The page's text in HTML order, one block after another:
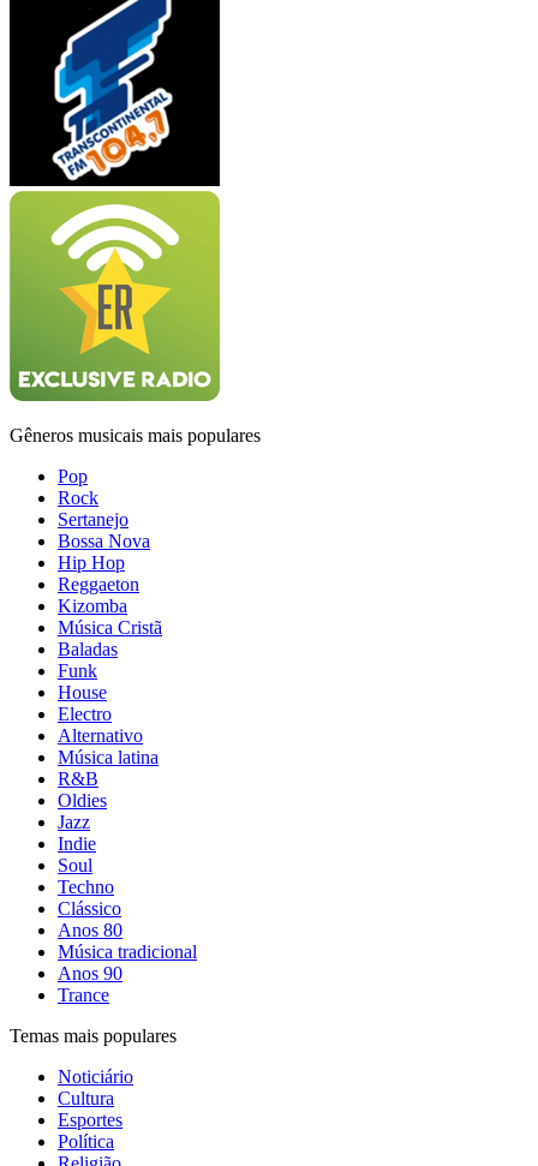
Gêneros musicais mais populares
Pop
Rock
Sertanejo
Bossa Nova
Hip Hop
Reggaeton
Kizomba
Música Cristã
Baladas
Funk
House
Electro
Alternativo
Música latina
R&B
Oldies
Jazz
Indie
Soul
Techno
Clássico
Anos 80
Música tradicional
Anos 90
Trance
Temas mais populares
Noticiário
Cultura
Esportes
Política